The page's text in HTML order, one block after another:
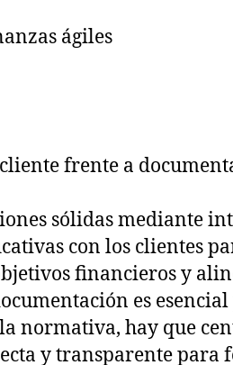
ágiles
frente a
sólidas mediante
con los clientes
financieros y
es
normativa, hay que
y transparente para